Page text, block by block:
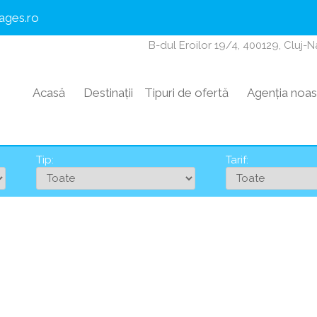
B-dul Eroilor 19/4, 400129, Cluj-
Acasă Destinații Tipuri de ofertă Agenția
Tip: Tarif: